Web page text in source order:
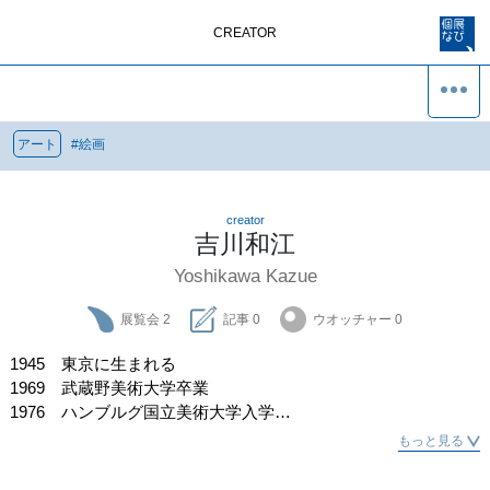
CREATOR
アート #絵画
creator
吉川和江
Yoshikawa Kazue
展覧会 2 記事 0 ウオッチャー 0
1945　東京に生まれる
1969　武蔵野美術大学卒業
1976　ハンブルグ国立美術大学入学
もっと見る